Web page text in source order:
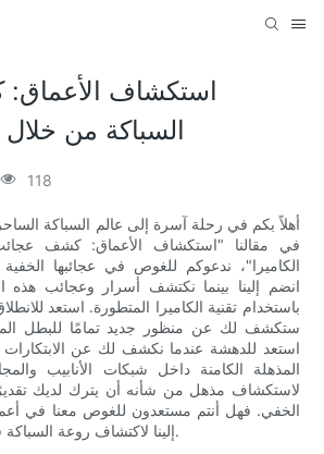
استكشاف
السباكة من خلال
118
أهلاً بكم في رحلة آسرة إلى عالم السباكة
في مقالنا "استكشاف الأعماق: كشف
الكاميرا"، ندعوكم للغوص في عجائبها الخفية
انضم إلينا بينما نكتشف أسرار وعجائب هذه
باستخدام تقنية الكاميرا المتطورة. استعد
ستكشف لك عن منظور جديد تمامًا للبطل
استعد للدهشة عندما نكشف لك عن الابتكارات
المذهلة الكامنة داخل شبكات الأنابيب
لاستكشاف مذهل من شأنه أن يترك لديك تقديرًا
الخفي. فهل أنتم مستعدون للغوص معنا في
إلينا لاكتشاف روعة السباكة في هذه المقالة الشيقة.